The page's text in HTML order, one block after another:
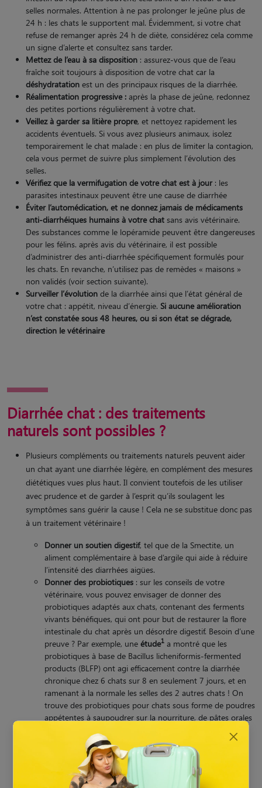
selles normales. Attention à ne pas prolonger le jeûne plus de
24 h : les chats le supportent mal​. Évidemment, si votre chat
refuse de remanger après 24 h de diète, considérez cela comme
un signe d’alerte et consultez sans tarder​.
Mettez de l’eau à sa disposition : assurez-vous que de l’eau
fraîche soit toujours à disposition de votre chat​ car la
déshydratation est un des principaux risques de la diarrhée.
Réalimentation progressive : après la phase de jeûne, redonnez
des petites portions régulièrement à votre chat.
Veillez à garder sa litière propre, et nettoyez rapidement les
accidents éventuels. Si vous avez plusieurs animaux, isolez
temporairement le chat malade : en plus de limiter la contagion,
cela vous permet de suivre plus simplement l’évolution des
selles.
Vérifiez que la vermifugation de votre chat est à jour: les
parasites intestinaux peuvent être une cause de diarrhée
Éviter l’automédication, et ne donnez jamais de médicaments
anti-diarrhéiques humains à votre chat sans avis vétérinaire​.
Des substances comme le lopéramide peuvent être dangereuses
pour les félins. après avis du vétérinaire​, il est possible
d’administrer des anti-diarrhée spécifiquement formulés pour
les chats. En revanche, n’utilisez pas de remèdes « maisons »
non validés (voir section suivante).
Surveiller l’évolution de la diarrhée ainsi que l’état général de
votre chat : appétit, niveau d’énergie. Si aucune amélioration
n’est constatée sous 48 heures, ou si son état se dégrade,
direction le vétérinaire
Diarrhée chat : des traitements
naturels sont possibles ?
Plusieurs compléments ou traitements naturels peuvent aider
un chat ayant une diarrhée légère, en complément des mesures
diététiques vues plus haut. Il convient toutefois de les utiliser
avec prudence et de garder à l’esprit qu’ils soulagent les
symptômes sans guérir la cause ! Cela ne se substitue donc pas
à un traitement vétérinaire !
Donner un soutien digestif, tel que de la Smectite, un
aliment complémentaire à base d’argile qui aide à réduire
l’intensité des diarrhées aigües.
Donner des probiotiques : sur les conseils de votre
vétérinaire, vous pouvez envisager de donner des
probiotiques adaptés aux chats, contenant des ferments
vivants bénéfiques, qui ont pour but de restaurer la flore
intestinale du chat après un désordre digestif​. Besoin d’une
preuve ? Par exemple, une étude1 a montré que les
probiotiques à base de Bacillus licheniformis-fermented
products (BLFP) ont agi efficacement contre la diarrhée
chronique chez 6 chats sur 8 en seulement 7 jours, et en
ramenant à la normale les selles des 2 autres chats ! On
trouve des probiotiques pour chats sous forme de poudres
appétentes à saupoudrer sur la nourriture, de pâtes orales
En cas de diarrhée aiguë, unesolution de réhydratation
peut être envisagée.
Attention avec les remèdes non éprouvés : évitez les
recettes de grand-mère non validées scientifiquement.